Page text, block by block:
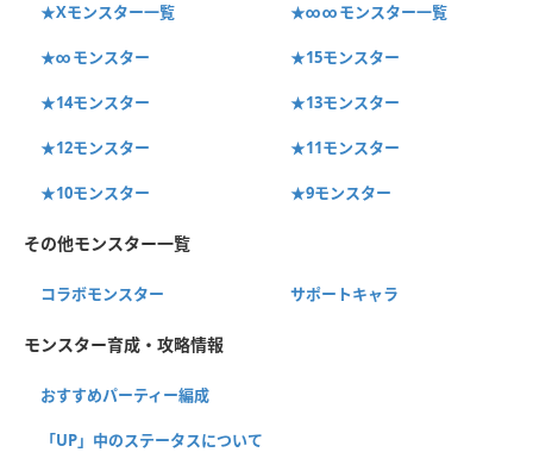
★Xモンスター一覧 ★∞∞モンスター一覧
★∞モンスター ★15モンスター
★14モンスター ★13モンスター
★12モンスター ★11モンスター
★10モンスター ★9モンスター
その他モンスター一覧
コラボモンスター サポートキャラ
モンスター育成・攻略情報
おすすめパーティー編成
「UP」中のステータスについて